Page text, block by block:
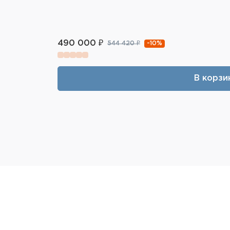
490 000 ₽ 544 420 ₽ -10%
В